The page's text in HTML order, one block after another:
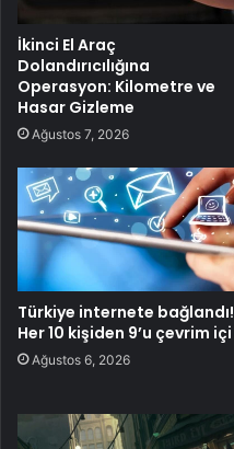
İkinci El Araç
Dolandırıcılığına
Operasyon: Kilometre ve
Hasar Gizleme
Ağustos 7, 2026
Türkiye internete bağlandı!
Her 10 kişiden 9’u çevrim içi
Ağustos 6, 2026